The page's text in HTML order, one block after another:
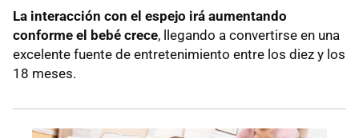
La interacción con el espejo irá aumentando
conforme el bebé crece, llegando a convertirse en una
excelente fuente de entretenimiento entre los diez y los
18 meses.